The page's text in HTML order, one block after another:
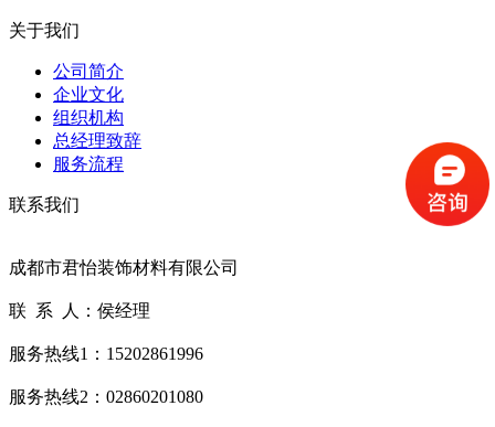
关于我们
公司简介
企业文化
组织机构
总经理致辞
服务流程
联系我们
成都市君怡装饰材料有限公司
联 系 人：侯经理
服务热线1：15202861996
服务热线2：02860201080